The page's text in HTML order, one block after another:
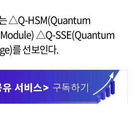
는 △Q-HSM(Quantum
△Q-SSE(Quantum
를 선보인다.